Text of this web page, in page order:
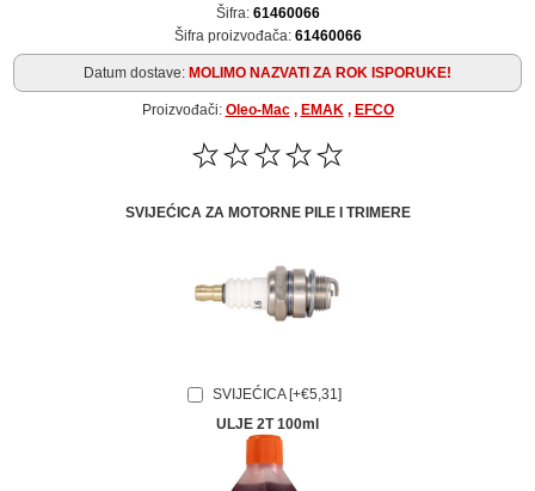
Šifra: 61460066
Šifra proizvođača: 61460066
Datum dostave: MOLIMO NAZVATI ZA ROK ISPORUKE!
Proizvođači: Oleo-Mac , EMAK , EFCO
SVIJEĆICA ZA MOTORNE PILE I TRIMERE
SVIJEĆICA [+€5,31]
ULJE 2T 100ml